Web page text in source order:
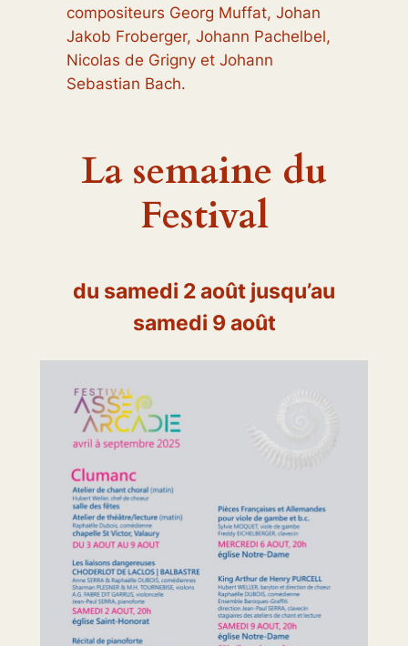
compositeurs Georg Muffat, Johan
Jakob Froberger, Johann Pachelbel,
Nicolas de Grigny et Johann
Sebastian Bach.
La semaine du
Festival
du samedi 2 août jusqu’au
samedi 9 août